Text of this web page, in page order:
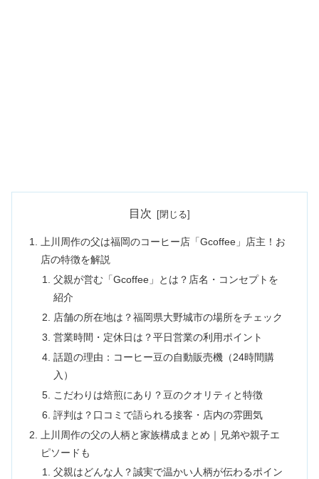
目次
上川周作の父は福岡のコーヒー店「Gcoffee」店主！お
店の特徴を解説
父親が営む「Gcoffee」とは？店名・コンセプトを
紹介
店舗の所在地は？福岡県大野城市の場所をチェック
営業時間・定休日は？平日営業の利用ポイント
話題の理由：コーヒー豆の自動販売機（24時間購
入）
こだわりは焙煎にあり？豆のクオリティと特徴
評判は？口コミで語られる接客・店内の雰囲気
上川周作の父の人柄と家族構成まとめ｜兄弟や親子エ
ピソードも
父親はどんな人？誠実で温かい人柄が伝わるポイン